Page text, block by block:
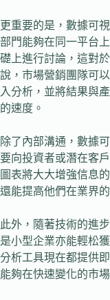
更重要的是，數據可
部門能夠在同一平台
礎上進行討論，這對
說，市場營銷團隊可
入分析，並將結果與
的速度。
除了內部溝通，數據
要向投資者或潛在客
圖表將大大增強信息
還能提高他們在業界的
此外，隨著技術的進
是小型企業亦能輕松
分析工具現在都提供
能夠在快速變化的市